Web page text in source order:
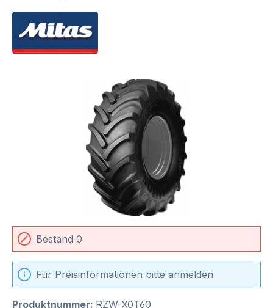
Bildergalerie überspringen
Bestand 0
Für Preisinformationen bitte anmelden
Produktnummer: RZW-X0T60